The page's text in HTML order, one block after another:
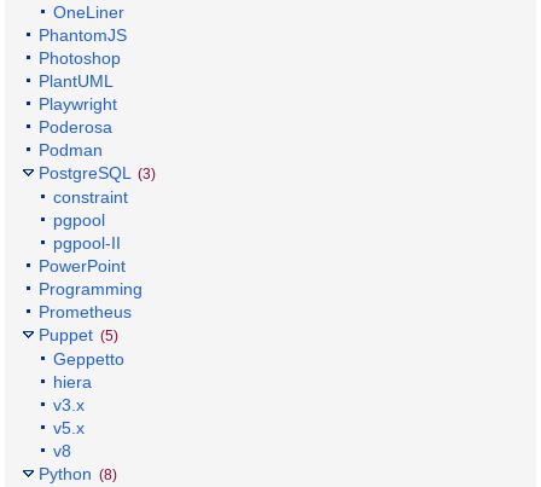
OneLiner
PhantomJS
Photoshop
PlantUML
Playwright
Poderosa
Podman
PostgreSQL
(3)
constraint
pgpool
pgpool-II
PowerPoint
Programming
Prometheus
Puppet (5)
Geppetto
hiera
v3.x
v5.x
v8
Python (8)